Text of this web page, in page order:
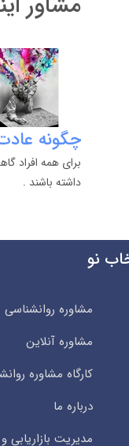
چگونه
برای همه افراد
داشته باشند .
نو
مشاوره روانشناسی
مشاوره آنلاین
کارگاه مشاوره
درباره ما
مدیریت بازاریابی